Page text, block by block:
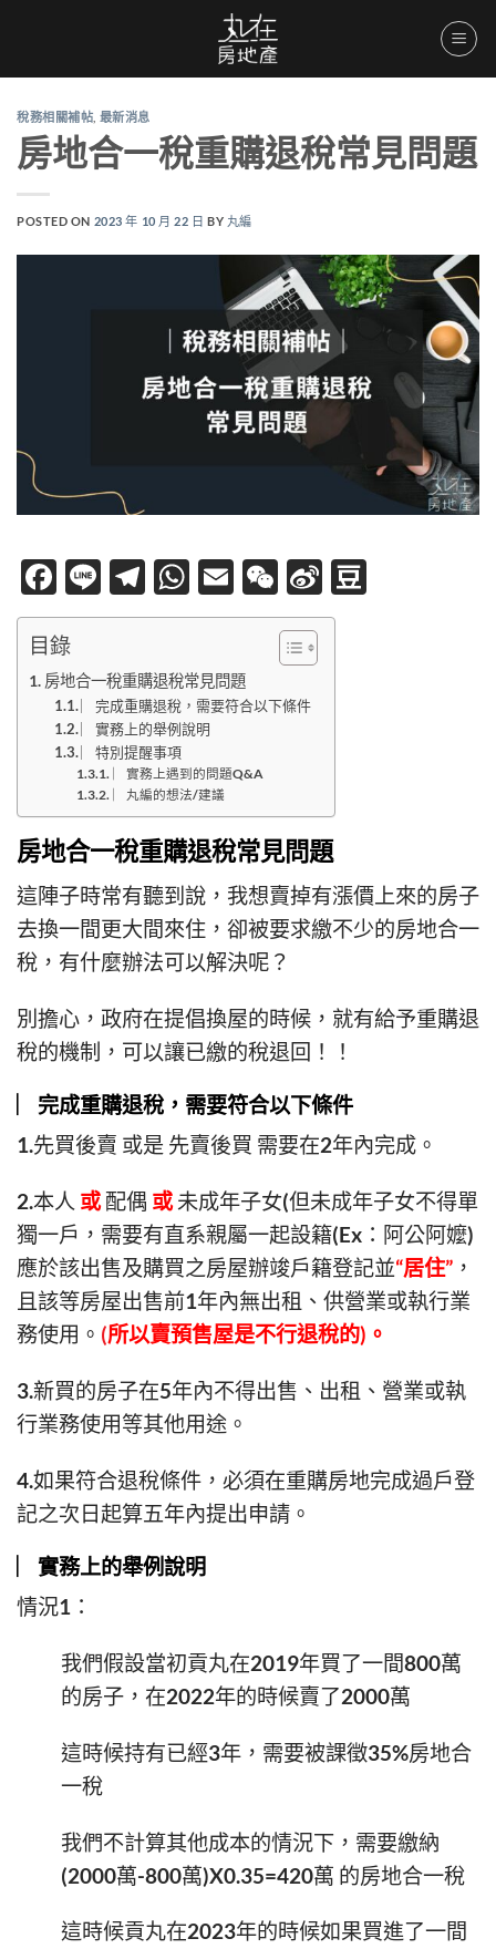
稅務相關補帖 最新消息
房地合一稅重購退稅常見問題
POSTED ON 2023 年 10 月 22 日 BY 丸編
Facebook
LineTelegram
WhatsApp
EmailWeChat
Sina
Weibo
目錄
房地合一稅重購退稅常見問題
︳完成重購退稅，需要符合以下條件
︳實務上的舉例說明
︳特別提醒事項
︳實務上遇到的問題Q&A
︳丸編的想法/建議
房地合一稅重購退稅常見問題
這陣子時常有聽到說，我想賣掉有漲價上來的房子
去換一間更大間來住，卻被要求繳不少的房地合一
稅，有什麼辦法可以解決呢？
別擔心，政府在提倡換屋的時候，就有給予重購退
稅的機制，可以讓已繳的稅退回！！
︳完成重購退稅，需要符合以下條件
1.先買後賣 或是 先賣後買 需要在2年內完成。
2.本人 或配偶 或未成年子女(但未成年子女不得單
獨一戶，需要有直系親屬一起設籍(Ex：阿公阿嬤)
應於該出售及購買之房屋辦竣戶籍登記並“居住” ，
且該等房屋出售前1年內無出租、供營業或執行業
務使用。 (所以賣預售屋是不行退稅的)。
3.新買的房子在5年內不得出售、出租、營業或執
行業務使用等其他用途。
4.如果符合退稅條件，必須在重購房地完成過戶登
記之次日起算五年內提出申請。
︳實務上的舉例說明
情況1：
我們假設當初貢丸在2019年買了一間800萬
的房子，在2022年的時候賣了2000萬
這時候持有已經3年，需要被課徵35%房地合
一稅
我們不計算其他成本的情況下，需要繳納
(2000萬-800萬)X0.35=420萬 的房地合一稅
這時候貢丸在2023年的時候如果買進了一間